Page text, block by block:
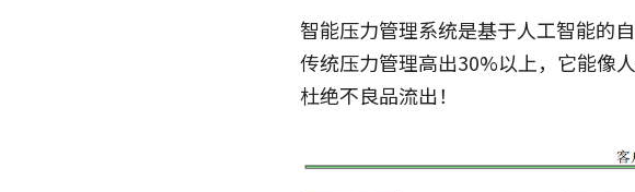
智能压力管理系统是基于人工智能的
传统压力管理高出30%以上，它能像
杜绝不良品流出！